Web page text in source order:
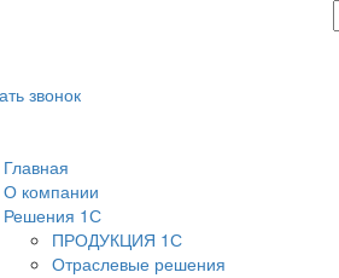
звонок
Главная
О компании
Решения 1С
ПРОДУКЦИЯ 1С
Отраслевые решения